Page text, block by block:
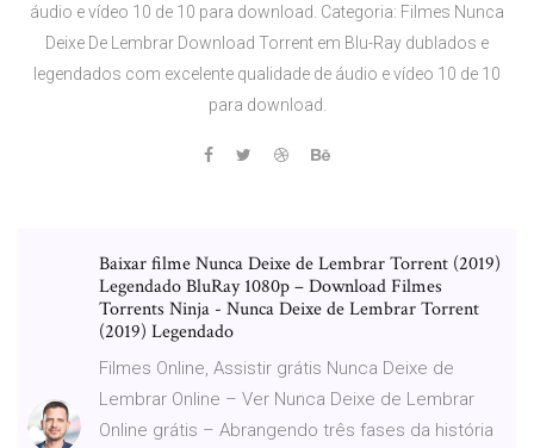
áudio e vídeo 10 de 10 para download. Categoria: Filmes Nunca
Deixe De Lembrar Download Torrent em Blu-Ray dublados e
legendados com excelente qualidade de áudio e vídeo 10 de 10
para download.
Baixar filme Nunca Deixe de Lembrar Torrent (2019)
Legendado BluRay 1080p – Download Filmes
Torrents Ninja - Nunca Deixe de Lembrar Torrent
(2019) Legendado
Filmes Online, Assistir grátis Nunca Deixe de
Lembrar Online – Ver Nunca Deixe de Lembrar
Online grátis – Abrangendo três fases da história